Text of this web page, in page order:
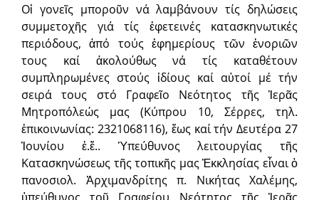
Οἱ γονεῖς μποροῦν νά λαμβάνουν τίς δηλώσεις
συμμετοχῆς γιά τίς ἐφετεινές κατασκηνωτικές
περιόδους, ἀπό τούς ἐφημερίους τῶν ἐνοριῶν
τους καί ἀκολούθως νά τίς καταθέτουν
συμπληρωμένες στούς ἰδίους καί αὐτοί μέ τήν
σειρά τους στό Γραφεῖο Νεότητος τῆς Ἱερᾶς
Μητροπόλεώς μας (Κύπρου 10, Σέρρες, τηλ.
ἐπικοινωνίας: 2321068116), ἕως καί τήν Δευτέρα 27
Ἰουνίου ἐ.ἔ.. Ὑπεύθυνος λειτουργίας τῆς
Κατασκηνώσεως τῆς τοπικῆς μας Ἐκκλησίας εἶναι ὁ
πανοσιολ. Ἀρχιμανδρίτης π. Νικήτας Χαλέμης,